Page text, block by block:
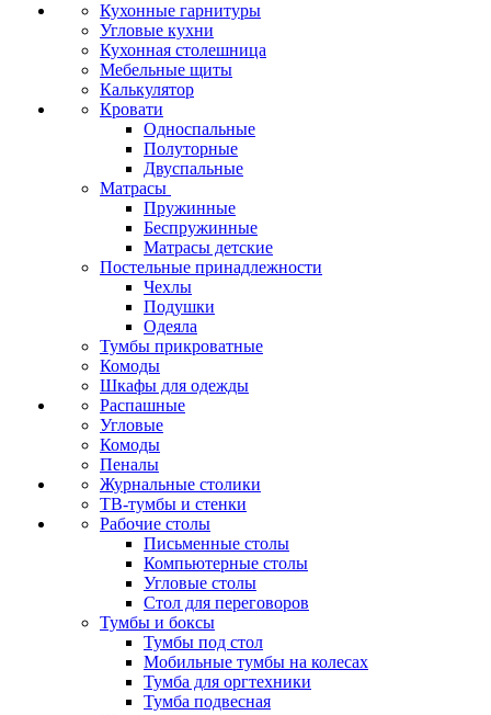
Кухонные гарнитуры
Угловые кухни
Кухонная столешница
Мебельные щиты
Калькулятор
Кровати
Односпальные
Полуторные
Двуспальные
Матрасы
Пружинные
Беспружинные
Матрасы детские
Постельные принадлежности
Чехлы
Подушки
Одеяла
Тумбы прикроватные
Комоды
Шкафы для одежды
Распашные
Угловые
Комоды
Пеналы
Журнальные столики
ТВ‑тумбы и стенки
Рабочие столы
Письменные столы
Компьютерные столы
Угловые столы
Стол для переговоров
Тумбы и боксы
Тумбы под стол
Мобильные тумбы на колесах
Тумба для оргтехники
Тумба подвесная